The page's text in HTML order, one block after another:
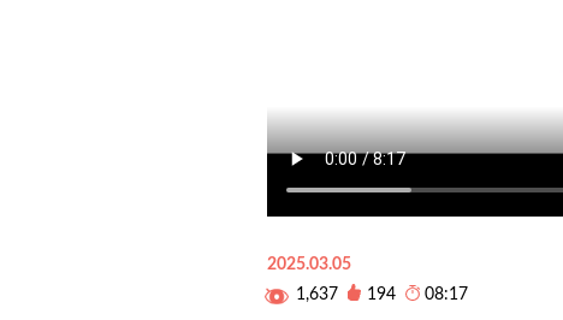
2025.03.05
1,637
194 08:17